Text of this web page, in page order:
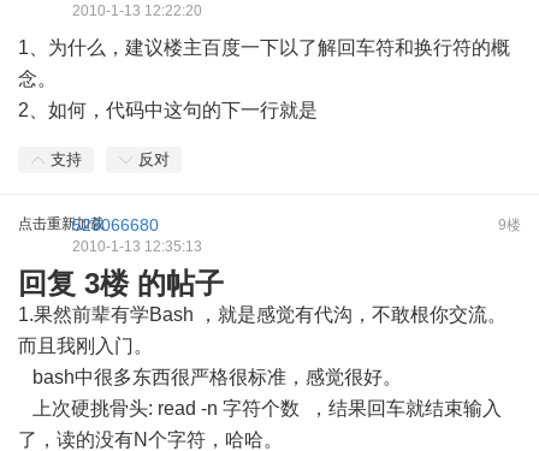
2010-1-13 12:22:20
1、为什么，建议楼主百度一下以了解回车符和换行符的概
念。
2、如何，代码中这句的下一行就是
支持 反对
点击重新加载 9楼
523066680
2010-1-13 12:35:13
回复 3楼 的帖子
1.果然前辈有学Bash ，就是感觉有代沟，不敢根你交流。
而且我刚入门。
bash中很多东西很严格很标准，感觉很好。
上次硬挑骨头: read -n 字符个数 ，结果回车就结束输入
了，读的没有N个字符，哈哈。